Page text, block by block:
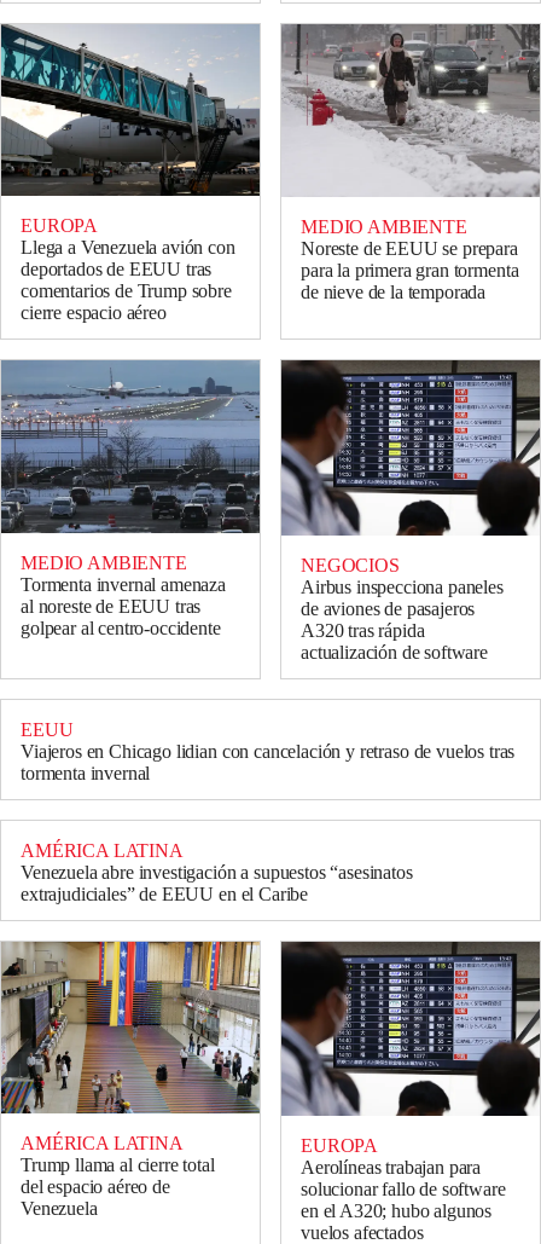
EUROPA
Llega a Venezuela avión con
deportados de EEUU tras
comentarios de Trump sobre
cierre espacio aéreo
MEDIO AMBIENTE
Noreste de EEUU se prepara
para la primera gran tormenta
de nieve de la temporada
MEDIO AMBIENTE
Tormenta invernal amenaza
al noreste de EEUU tras
golpear al centro-occidente
NEGOCIOS
Airbus inspecciona paneles
de aviones de pasajeros
A320 tras rápida
actualización de software
EEUU
Viajeros en Chicago lidian con cancelación y retraso de vuelos tras
tormenta invernal
AMÉRICA LATINA
Venezuela abre investigación a supuestos “asesinatos
extrajudiciales” de EEUU en el Caribe
AMÉRICA LATINA
Trump llama al cierre total
del espacio aéreo de
Venezuela
EUROPA
Aerolíneas trabajan para
solucionar fallo de software
en el A320; hubo algunos
vuelos afectados